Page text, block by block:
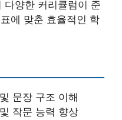
다양한 커리큘럼이 준
에 맞춘 효율적인 학
문장 구조 이해
작문 능력 향상